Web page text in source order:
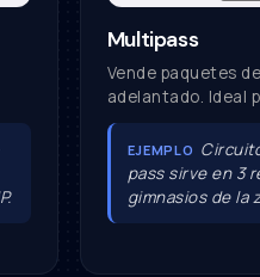
Multipass
Vende paquetes
adelantado. Ideal
EJEMPLO
pass sirve en 3
gimnasios de la